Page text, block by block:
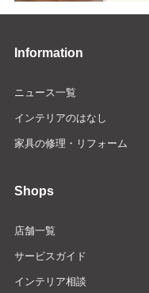
Information
ニュース一覧
インテリアのはなし
家具の修理・リフォーム
Shops
店舗一覧
サービスガイド
インテリア相談